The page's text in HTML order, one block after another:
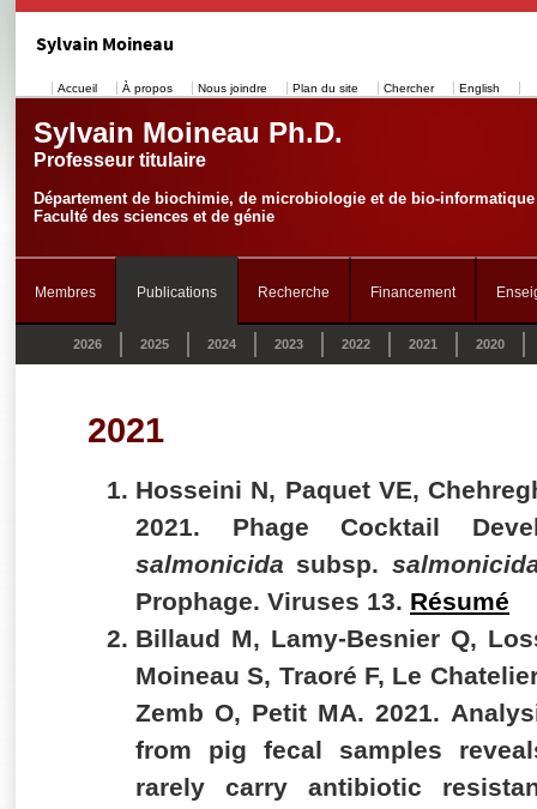
Sylvain Moineau
Accueil À propos Nous joindre Plan du site Chercher English
Sylvain Moineau Ph.D.
Professeur titulaire
Département de biochimie, de microbiologie et de bio-informatique
Faculté des sciences et de génie
Membres Publications Recherche Financement
2026 2025 2024 2023 2022 2021 2020
2021
Hosseini N, Paquet VE,
2021. Phage Cocktail
salmonicida subsp.
Prophage. Viruses 13. Résumé
Billaud M, Lamy-Besnier Q,
Moineau S, Traoré F, Le
Zemb O, Petit MA. 2021.
from pig fecal samples
rarely carry antibiotic